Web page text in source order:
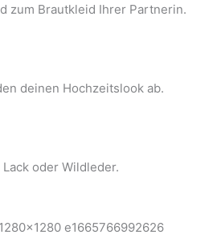
zum Brautkleid Ihrer Partnerin.
deinen Hochzeitslook ab.
oder Wildleder.